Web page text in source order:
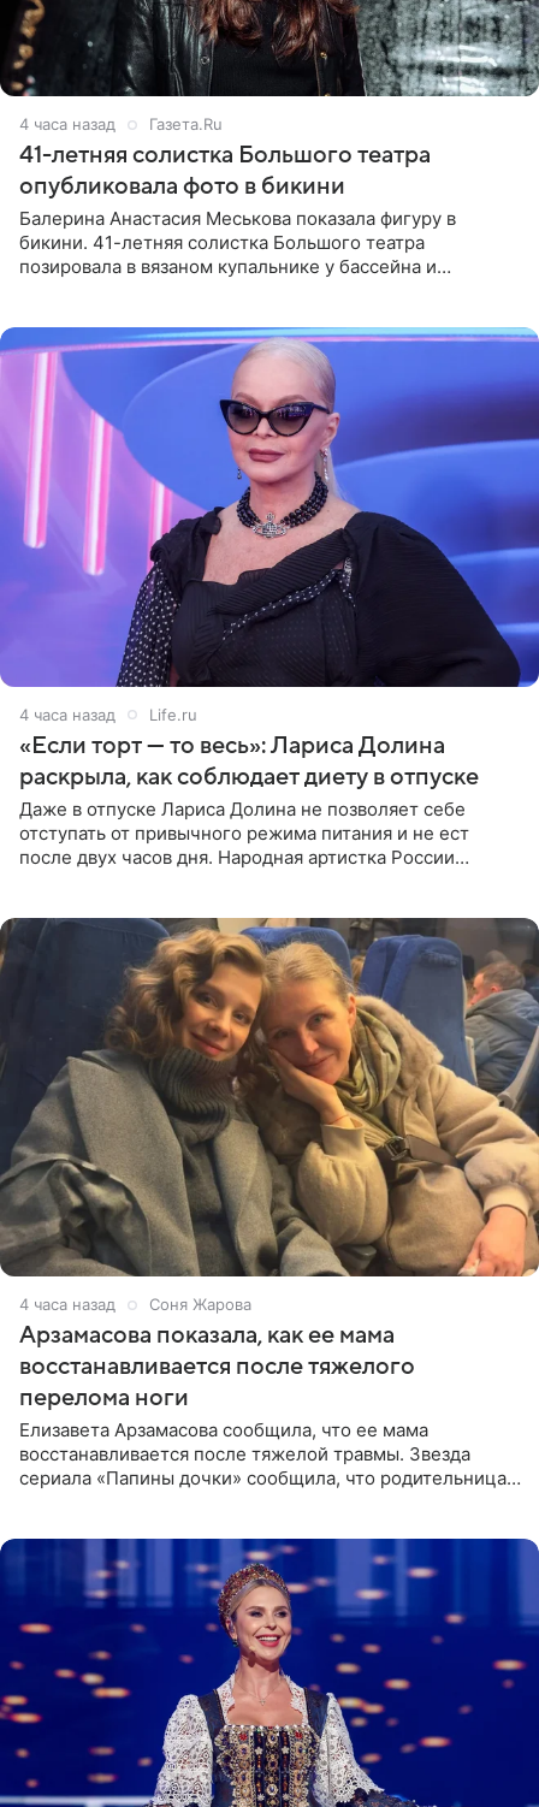
4 часа назад Газета.Ru
41-летняя солистка Большого театра
опубликовала фото в бикини
Балерина Анастасия Меськова показала фигуру в
бикини. 41-летняя солистка Большого театра
позировала в вязаном купальнике у бассейна и
4 часа назад Life.ru
«Если торт — то весь»: Лариса Долина
раскрыла, как соблюдает диету в отпуске
Даже в отпуске Лариса Долина не позволяет себе
отступать от привычного режима питания и не ест
после двух часов дня. Народная артистка России
4 часа назад Соня Жарова
Арзамасова показала, как ее мама
восстанавливается после тяжелого
перелома ноги
Елизавета Арзамасова сообщила, что ее мама
восстанавливается после тяжелой травмы. Звезда
сериала «Папины дочки» сообщила, что родительница